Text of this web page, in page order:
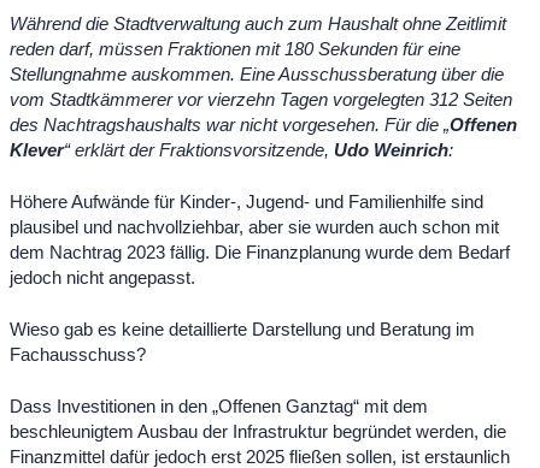
Während die Stadtverwaltung auch zum Haushalt ohne Zeitlimit
reden darf, müssen Fraktionen mit 180 Sekunden für eine
Stellungnahme auskommen. Eine Ausschussberatung über die
vom Stadtkämmerer vor vierzehn Tagen vorgelegten 312 Seiten
des Nachtragshaushalts war nicht vorgesehen. Für die „Offenen
Klever“ erklärt der Fraktionsvorsitzende, Udo Weinrich:
Höhere Aufwände für Kinder-, Jugend- und Familienhilfe sind
plausibel und nachvollziehbar, aber sie wurden auch schon mit
dem Nachtrag 2023 fällig. Die Finanzplanung wurde dem Bedarf
jedoch nicht angepasst.
Wieso gab es keine detaillierte Darstellung und Beratung im
Fachausschuss?
Dass Investitionen in den „Offenen Ganztag“ mit dem
beschleunigtem Ausbau der Infrastruktur begründet werden, die
Finanzmittel dafür jedoch erst 2025 fließen sollen, ist erstaunlich